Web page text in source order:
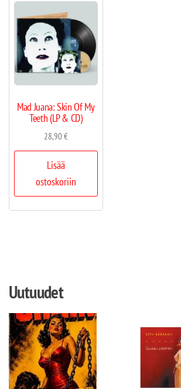
Mad Juana: Skin Of My
Teeth (LP & CD)
28,90€
Lisää
ostoskoriin
Uutuudet